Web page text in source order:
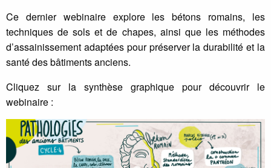
Ce dernier webinaire explore les bétons romains, les
techniques de sols et de chapes, ainsi que les méthodes
d’assainissement adaptées pour préserver la durabilité et la
santé des bâtiments anciens.
Cliquez sur la synthèse graphique pour découvrir le
webinaire :